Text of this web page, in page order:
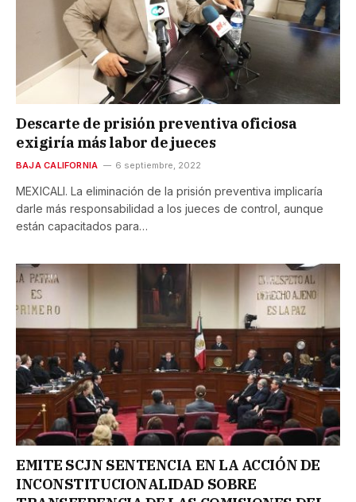
Descarte de prisión preventiva oficiosa
exigiría más labor de jueces
BAJA CALIFORNIA 6 septiembre, 2022
MEXICALI. La eliminación de la prisión preventiva implicaría
darle más responsabilidad a los jueces de control, aunque
están capacitados para…
EMITE SCJN SENTENCIA EN LA ACCIÓN DE
INCONSTITUCIONALIDAD SOBRE